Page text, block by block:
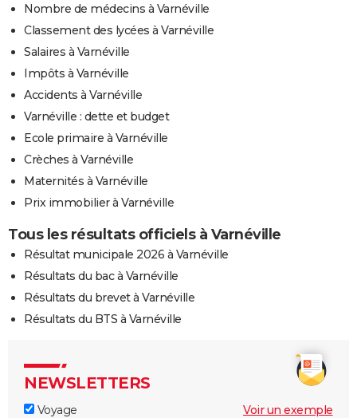
Nombre de médecins à Varnéville
Classement des lycées à Varnéville
Salaires à Varnéville
Impôts à Varnéville
Accidents à Varnéville
Varnéville : dette et budget
Ecole primaire à Varnéville
Crèches à Varnéville
Maternités à Varnéville
Prix immobilier à Varnéville
Tous les résultats officiels à Varnéville
Résultat municipale 2026 à Varnéville
Résultats du bac à Varnéville
Résultats du brevet à Varnéville
Résultats du BTS à Varnéville
NEWSLETTERS
Voyage
Voir un exemple